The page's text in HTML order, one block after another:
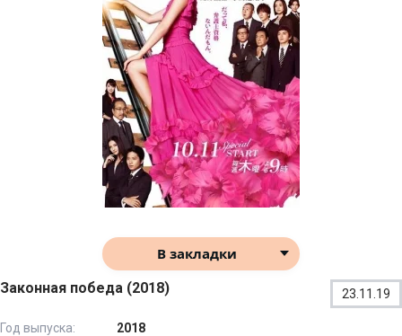
В закладки
Законная победа (2018) 23.11.19
Год выпуска:
2018